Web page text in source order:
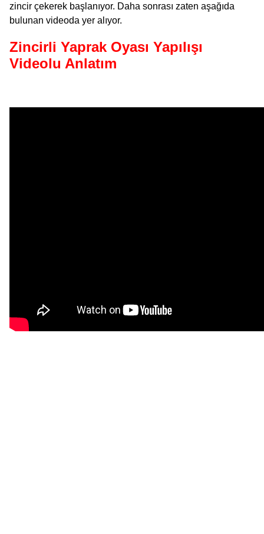
zincir çekerek başlanıyor. Daha sonrası zaten aşağıda
bulunan videoda yer alıyor.
Zincirli Yaprak Oyası Yapılışı
Videolu Anlatım